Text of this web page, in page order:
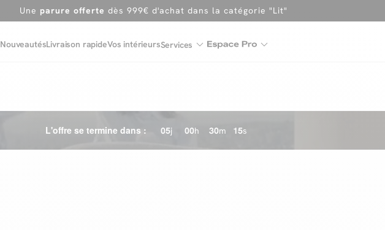
En ce moment, profitez d'untapis offert dès 1299€ de canapé
NouveautésLivraison rapideVos intérieursServices
L'offre se termine dans : 05j 00h 30m 14s